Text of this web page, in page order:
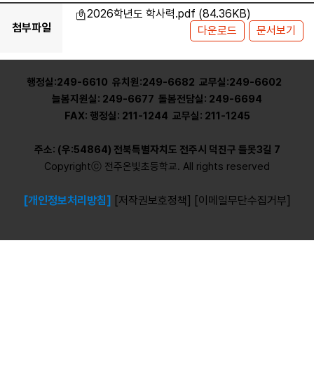
첨부파일
2026학년도 학사력.pdf (84.36KB)
다운로드
문서보기
행정실:249-6610 유치원:249-6682 교무실:249-6602
늘봄지원실: 249-6677 돌봄전담실: 249-6694
FAX: 행정실: 211-1244 교무실: 211-1245
주소: (우:54864) 전북특별자치도 전주시 덕진구 틀못3길 7
Copyrightⓒ 전주온빛초등학교. All rights reserved
[개인정보처리방침] [저작권보호정책] [이메일무단수집거부]